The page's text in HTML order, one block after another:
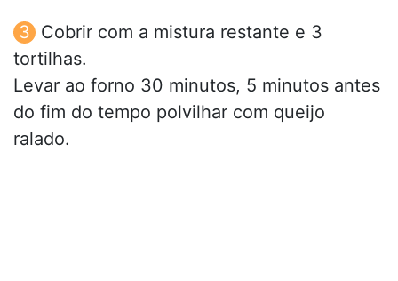
Cobrir com a mistura restante e 3
tortilhas.
Levar ao forno 30 minutos, 5 minutos antes
do fim do tempo polvilhar com queijo
ralado.